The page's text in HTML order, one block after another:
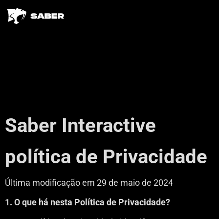
Saber Interactive
política de Privacidade
Última modificação em 29 de maio de 2024
1. O que há nesta Política de Privacidade?